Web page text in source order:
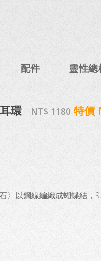
配件 靈性
環 NT$ 1180 特價
〉以鋼線編織成蝴蝶結，